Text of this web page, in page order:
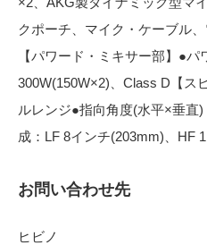
クポーチ、マイク・ケーブル
【パワード・ミキサー部】●パ
300W(150W×2)、Class D【ス
ルレンジ●指向角度(水平×垂直
成：LF 8インチ(203mm)、HF
お問い合わせ先
ヒビノ